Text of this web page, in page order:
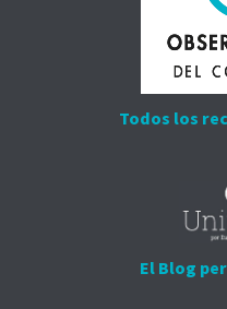
Todos los
El Blog